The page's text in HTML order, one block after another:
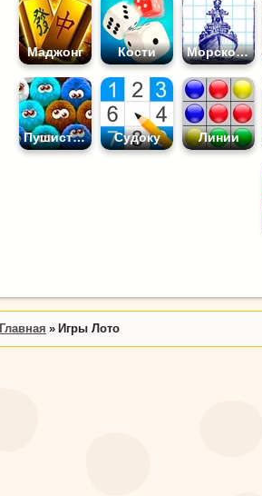
Маджонг Кости Морской Бой
Пушистики Судоку Линии
Главная Игры Лото